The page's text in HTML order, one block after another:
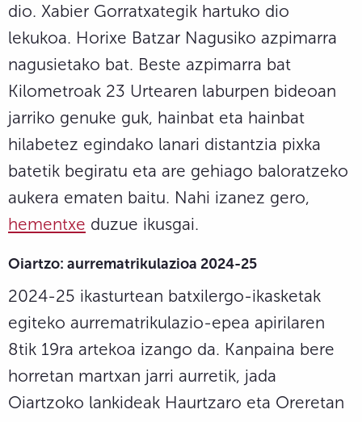
dio. Xabier Gorratxategik hartuko dio
lekukoa. Horixe Batzar Nagusiko azpimarra
nagusietako bat. Beste azpimarra bat
Kilometroak 23 Urtearen laburpen bideoan
jarriko genuke guk, hainbat eta hainbat
hilabetez egindako lanari distantzia pixka
batetik begiratu eta are gehiago baloratzeko
aukera ematen baitu. Nahi izanez gero,
hementxe duzue ikusgai.
Oiartzo: aurrematrikulazioa 2024-25
2024-25 ikasturtean batxilergo-ikasketak
egiteko aurrematrikulazio-epea apirilaren
8tik 19ra artekoa izango da. Kanpaina bere
horretan martxan jarri aurretik, jada
Oiartzoko lankideak Haurtzaro eta Oreretan